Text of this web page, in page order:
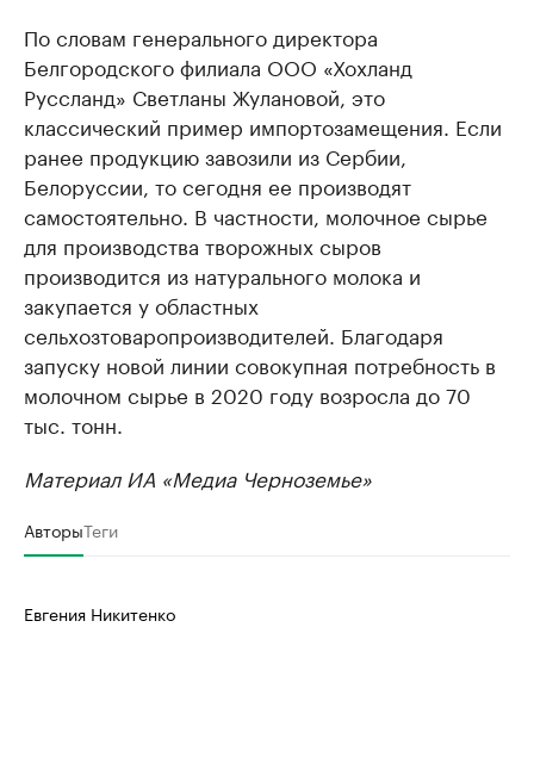
По словам генерального директора
Белгородского филиала ООО «Хохланд
Руссланд» Светланы Жулановой, это
классический пример импортозамещения. Если
ранее продукцию завозили из Сербии,
Белоруссии, то сегодня ее производят
самостоятельно. В частности, молочное сырье
для производства творожных сыров
производится из натурального молока и
закупается у областных
сельхозтоваропроизводителей. Благодаря
запуску новой линии совокупная потребность в
молочном сырье в 2020 году возросла до 70
тыс. тонн.
Материал ИА «Медиа Черноземье»
АвторыТеги
Евгения Никитенко